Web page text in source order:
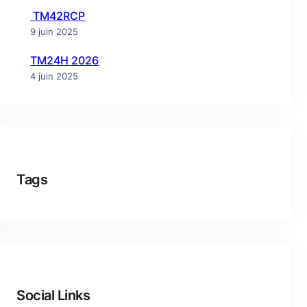
TM42RCP
9 juin 2025
TM24H 2026
4 juin 2025
Tags
Social Links